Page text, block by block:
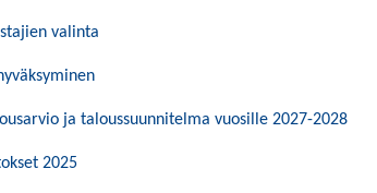
valinta
ja taloussuunnitelma vuosille 2027-2028
2025